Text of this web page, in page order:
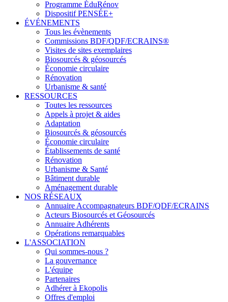
Programme ÉduRénov
Dispositif PENSÉE+
ÉVÉNEMENTS
Tous les évènements
Commissions BDF/QDF/ECRAINS®
Visites de sites exemplaires
Biosourcés & géosourcés
Économie circulaire
Rénovation
Urbanisme & santé
RESSOURCES
Toutes les ressources
Appels à projet & aides
Adaptation
Biosourcés & géosourcés
Économie circulaire
Établissements de santé
Rénovation
Urbanisme & Santé
Bâtiment durable
Aménagement durable
NOS RÉSEAUX
Annuaire Accompagnateurs BDF/QDF/ECRAINS
Acteurs Biosourcés et Géosourcés
Annuaire Adhérents
Opérations remarquables
L'ASSOCIATION
Qui sommes-nous ?
La gouvernance
L'équipe
Partenaires
Adhérer à Ekopolis
Offres d'emploi